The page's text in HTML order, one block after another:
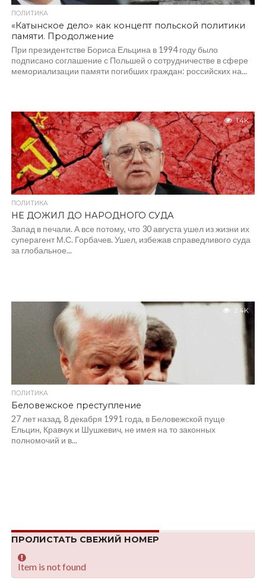
ПОЛИТИКА
«Катынское дело» как концепт польской политики
памяти. Продолжение
При президентстве Бориса Ельцина в 1994 году было
подписано соглашение с Польшей о сотрудничестве в сфере
мемориализации памяти погибших граждан: российских на...
1.4K
ПОЛИТИКА
НЕ ДОЖИЛ ДО НАРОДНОГО СУДА
Запад в печали. А все потому, что 30 августа ушел из жизни их
суперагент М.С. Горбачев. Ушел, избежав справедливого суда
за глобальное...
2.4K
ПОЛИТИКА
Беловежское преступление
27 лет назад, 8 декабря 1991 года, в Беловежской пуще
Ельцин, Кравчук и Шушкевич, не имея на то законных
полномочий и в...
ПРОЛИСТАТЬ СВЕЖИЙ НОМЕР
Item is not found